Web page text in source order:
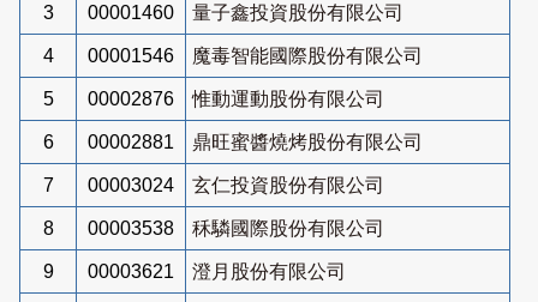
3 00001460 量子鑫投資股份有限公司
4 00001546 魔毒智能國際股份有限公司
5 00002876 惟動運動股份有限公司
6 00002881 鼎旺蜜醬燒烤股份有限公司
7 00003024 玄仁投資股份有限公司
8 00003538 秝驎國際股份有限公司
9 00003621 澄月股份有限公司